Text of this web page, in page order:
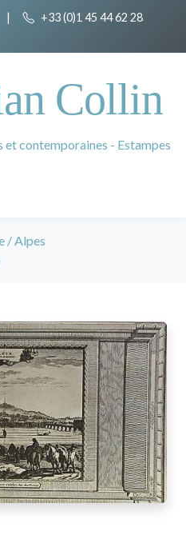
| +33 (0)1 45 44 62 28
Collin
et contemporaines - Estampes
/ Alpes